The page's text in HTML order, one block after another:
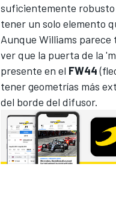
suficientemente robusto
tener un solo elemento
Aunque Williams
ver que la puerta de la
presente en el FW44
tener geometrías más
del borde del difusor.